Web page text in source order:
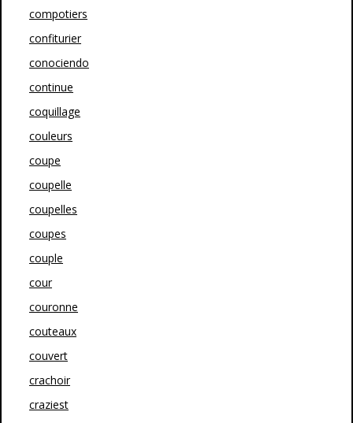
compotiers
confiturier
conociendo
continue
coquillage
couleurs
coupe
coupelle
coupelles
coupes
couple
cour
couronne
couteaux
couvert
crachoir
craziest